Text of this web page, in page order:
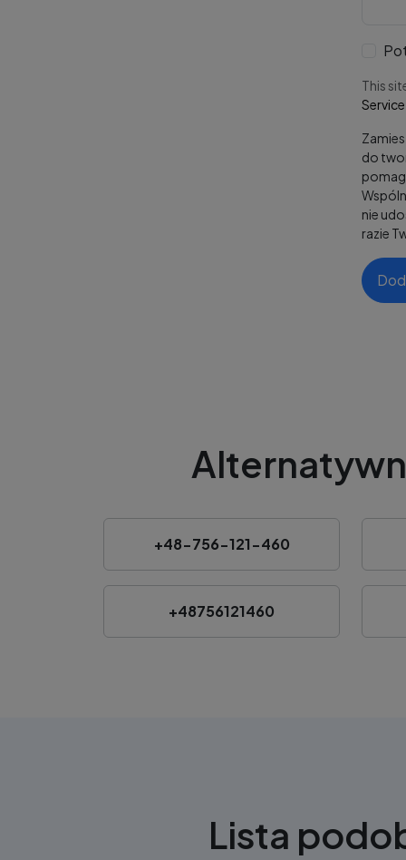
This
Service
do
nie
razie
+48-756-121-460
+48756121460
Lista